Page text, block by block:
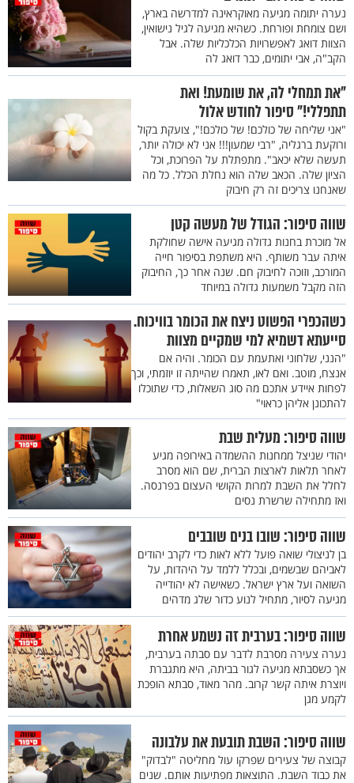
נערה יתומה מגיעה מאוקראינה למדרשה בארץ,
ושם צומחת ופורחת. כשהיא מגיעה לגיל נישואין,
הצוות דואג לאפשרויות הכלכליות שלה. אבל
הקב"ה, אבי יתומים, כבר דואג לה
"את תמחלי לה, את שומעת! ואת
תתפללי!" סיפור לחודש אלול
"אני שליחה של כולכם! של כולכם!", צועקת בקול
ורוקעת ברגליה, "רבי שמעון!!! אני לא יכולה יותר,
תעשה שלא יכאב". מתפתלת על הפרוכת, וכל
הציון שלה. הכאב שלה הוא נחלת הכלל. כל מה
שאנחנו צריכים זה רק חיבוק
שווה סיפור: הגודל של מעשה קטן
אל מוכרת בחנות גדולה מגיעה אישה שחולקת
איתה עבר משותף. היא משתפת בסיפור חייה
המורכב, וזוכה לחיבוק חם. שנה אחר כך, החיבוק
הזה מקבל משמעות גדולה במיוחד
כשהכפרי הפשוט ניצח את הכומר בוויכוח.
סייעתא דשמיא למי שמקיים מצוות
"הנני, שלחוני ואתעמת עם הכומר. והיה אם
אנצח, מוטב. ואם לאו, תאמרו שהייתה זו יוזמתי, וכך
לפחות איידע אתכם מה סוג השאלות, כדי שתוכלו
להתכונן אליהן כראוי"
שווה סיפור: מעלית שבת
יהודי שניצל ממחנות ההשמדה באירופה מגיע
לאחר תלאות לארצות הברית, שם הוא מסרב
לחלל את השבת למרות הקושי העצום בפרנסה.
ואז מתחילה שרשרת נסים
שווה סיפור: שובו בנים שובבים
בן לניצולי שואה פועל ללא לאות כדי לקרב יהודים
לאביהם שבשמים, ובכלל ללמד על היהדות, על
השואה ועל ארץ ישראל. כשאישה לא יהודייה
מגיעה לסיור, מתחיל לנוע כדור שלג מדהים
שווה סיפור: בערבית זה נשמע אחרת
נערה צעירה מסרבת לדבר עם סבתה בערבית,
אך כשסבתא מגיעה לגור בביתה, היא מתגברת
ויוצרת איתה קשר קרוב. מהר מאוד, סבתא הופכת
לקמע מגן
שווה סיפור: השבת תובעת את עלבונה
קבוצה של צעירים שפרקו עול מחליטה "לבדוק"
את כבוד השבת. התוצאות מפתיעות אותם. שנים